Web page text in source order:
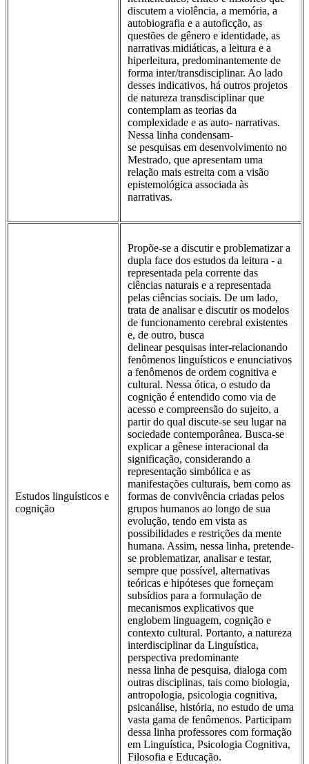
discutem a violência, a memória, a
autobiografia e a autoficção, as
questões de gênero e identidade, as
narrativas midiáticas, a leitura e a
hiperleitura, predominantemente de
forma inter/transdisciplinar. Ao lado
desses indicativos, há outros projetos
de natureza transdisciplinar que
contemplam as teorias da
complexidade e as auto- narrativas.
Nessa linha condensam-
se pesquisas em desenvolvimento no
Mestrado, que apresentam uma
relação mais estreita com a visão
epistemológica associada às
narrativas.
Estudos linguísticos e
cognição
Propõe-se a discutir e problematizar a
dupla face dos estudos da leitura - a
representada pela corrente das
ciências naturais e a representada
pelas ciências sociais. De um lado,
trata de analisar e discutir os modelos
de funcionamento cerebral existentes
e, de outro, busca
delinear pesquisas inter-relacionando
fenômenos linguísticos e enunciativos
a fenômenos de ordem cognitiva e
cultural. Nessa ótica, o estudo da
cognição é entendido como via de
acesso e compreensão do sujeito, a
partir do qual discute-se seu lugar na
sociedade contemporânea. Busca-se
explicar a gênese interacional da
significação, considerando a
representação simbólica e as
manifestações culturais, bem como as
formas de convivência criadas pelos
grupos humanos ao longo de sua
evolução, tendo em vista as
possibilidades e restrições da mente
humana. Assim, nessa linha, pretende-
se problematizar, analisar e testar,
sempre que possível, alternativas
teóricas e hipóteses que forneçam
subsídios para a formulação de
mecanismos explicativos que
englobem linguagem, cognição e
contexto cultural. Portanto, a natureza
interdisciplinar da Linguística,
perspectiva predominante
nessa linha de pesquisa, dialoga com
outras disciplinas, tais como biologia,
antropologia, psicologia cognitiva,
psicanálise, história, no estudo de uma
vasta gama de fenômenos. Participam
dessa linha professores com formação
em Linguística, Psicologia Cognitiva,
Filosofia e Educação.